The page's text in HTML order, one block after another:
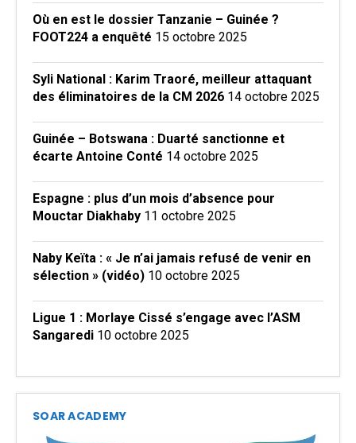
Où en est le dossier Tanzanie – Guinée ?
FOOT224 a enquêté 15 octobre 2025
Syli National : Karim Traoré, meilleur attaquant
des éliminatoires de la CM 2026 14 octobre 2025
Guinée – Botswana : Duarté sanctionne et
écarte Antoine Conté 14 octobre 2025
Espagne : plus d’un mois d’absence pour
Mouctar Diakhaby 11 octobre 2025
Naby Keïta : « Je n’ai jamais refusé de venir en
sélection » (vidéo) 10 octobre 2025
Ligue 1 : Morlaye Cissé s’engage avec l’ASM
Sangaredi 10 octobre 2025
SOAR ACADEMY